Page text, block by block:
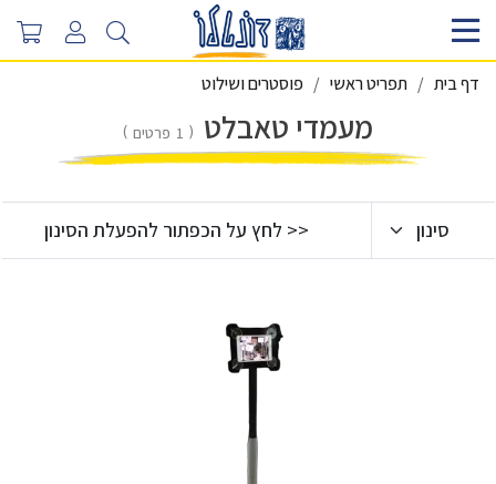
דף בית תפריט ראשי פוסטרים ושילוט
מעמדי טאבלט 1 פרטים
סינון << לחץ על הכפתור להפעלת הסינון